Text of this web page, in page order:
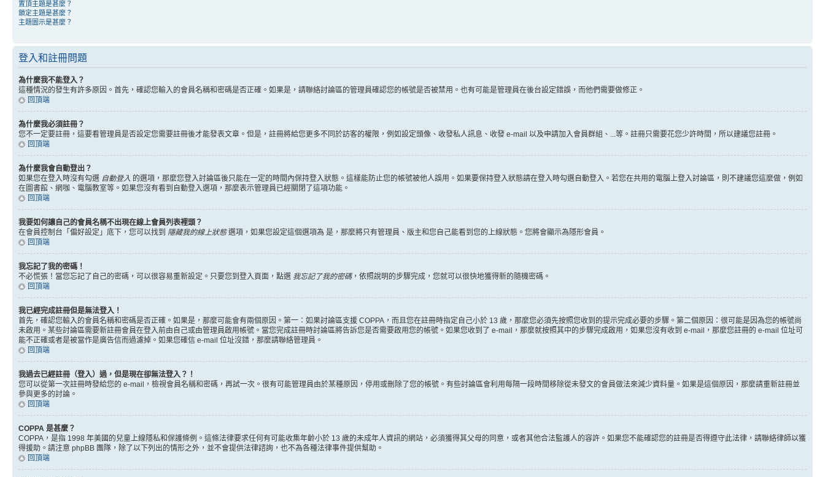
置頂主題是甚麼？
鎖定主題是甚麼？
主題圖示是甚麼？
登入和註冊問題
為什麼我不能登入？
這種情況的發生有許多原因。首先，確認您輸入的會員名稱和密碼是否正確。如果是，請聯絡討論區的管理員確認您的帳號是否被禁用。也有可能是管理員在後台設定錯誤，而他們需要做修正。
回頂端
為什麼我必須註冊？
您不一定要註冊，這要看管理員是否設定您需要註冊後才能發表文章。但是，註冊將給您更多不同於訪客的權限，例如設定頭像、收發私人訊息、收發 e-mail 以及申請加入會員群組、...等。註冊只需要花您少許時間，所以建議您註冊。
回頂端
為什麼我會自動登出？
如果您在登入時沒有勾選 自動登入 的選項，那麼您登入討論區後只能在一定的時間內保持登入狀態。這樣能防止您的帳號被他人誤用。如果要保持登入狀態請在登入時勾選自動登入。若您在共用的電腦上登入討論區，則不建議您這麼做，例如
在圖書館、網咖、電腦教室等。如果您沒有看到自動登入選項，那麼表示管理員已經關閉了這項功能。
回頂端
我要如何讓自己的會員名稱不出現在線上會員列表裡頭？
在會員控制台「偏好設定」底下，您可以找到 隱藏我的線上狀態選項，如果您設定這個選項為 是 ，那麼將只有管理員、版主和您自己能看到您的上線狀態。您將會顯示為隱形會員。
回頂端
我忘記了我的密碼！
不必慌張！當您忘記了自己的密碼，可以很容易重新設定。只要您到登入頁面，點選 我忘記了我的密碼，依照說明的步驟完成，您就可以很快地獲得新的隨機密碼。
回頂端
我已經完成註冊但是無法登入！
首先，確認您輸入的會員名稱和密碼是否正確。如果是，那麼可能會有兩個原因。第一：如果討論區支援 COPPA，而且您在註冊時指定自己小於 13 歲，那麼您必須先按照您收到的提示完成必要的步驟。第二個原因：很可能是因為您的帳號尚
未啟用。某些討論區需要新註冊會員在登入前由自己或由管理員啟用帳號。當您完成註冊時討論區將告訴您是否需要啟用您的帳號。如果您收到了 e-mail，那麼就按照其中的步驟完成啟用，如果您沒有收到 e-mail，那麼您註冊的 e-mail 位址可
能不正確或者是被當作是廣告信而過濾掉。如果您確信 e-mail 位址沒錯，那麼請聯絡管理員。
回頂端
我過去已經註冊（登入）過，但是現在卻無法登入？！
您可以從第一次註冊時發給您的 e-mail，檢視會員名稱和密碼，再試一次。很有可能管理員由於某種原因，停用或刪除了您的帳號。有些討論區會利用每隔一段時間移除從未發文的會員做法來減少資料量。如果是這個原因，那麼請重新註冊並
參與更多的討論。
回頂端
COPPA 是甚麼？
COPPA，是指 1998 年美國的兒童上線隱私和保護條例。這條法律要求任何有可能收集年齡小於 13 歲的未成年人資訊的網站，必須獲得其父母的同意，或者其他合法監護人的容許。如果您不能確認您的註冊是否得遵守此法律，請聯絡律師以獲
得援助。請注意 phpBB 團隊，除了以下列出的情形之外，並不會提供法律諮詢，也不為各種法律事件提供幫助。
回頂端